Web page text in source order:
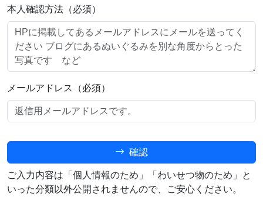
本人確認方法（必須）
メールアドレス（必須）
確認
ご入力内容は「個人情報のため」「わいせつ物のため」と
いった分類以外公開されませんので、ご安心ください。